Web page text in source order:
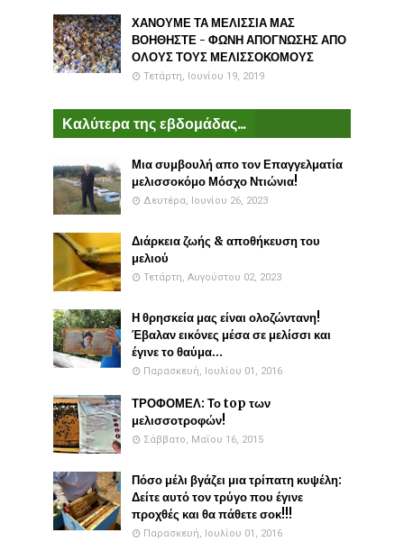
ΧΑΝΟΥΜΕ ΤΑ ΜΕΛΙΣΣΙΑ ΜΑΣ
ΒΟΗΘΗΣΤΕ - ΦΩΝΗ ΑΠΟΓΝΩΣΗΣ ΑΠΟ
ΟΛΟΥΣ ΤΟΥΣ ΜΕΛΙΣΣΟΚΟΜΟΥΣ
Τετάρτη, Ιουνίου 19, 2019
Καλύτερα της εβδομάδας...
Μια συμβουλή απο τον Επαγγελματία
μελισσοκόμο Μόσχο Ντιώνια!
Δευτέρα, Ιουνίου 26, 2023
Διάρκεια ζωής & αποθήκευση του
μελιού
Τετάρτη, Αυγούστου 02, 2023
Η θρησκεία μας είναι ολοζώντανη!
Έβαλαν εικόνες μέσα σε μελίσσι και
έγινε το θαύμα...
Παρασκευή, Ιουλίου 01, 2016
ΤΡΟΦΟΜΕΛ: Το top των
μελισσοτροφών!
Σάββατο, Μαΐου 16, 2015
Πόσο μέλι βγάζει μια τρίπατη κυψέλη:
Δείτε αυτό τον τρύγο που έγινε
προχθές και θα πάθετε σοκ!!!
Παρασκευή, Ιουλίου 01, 2016